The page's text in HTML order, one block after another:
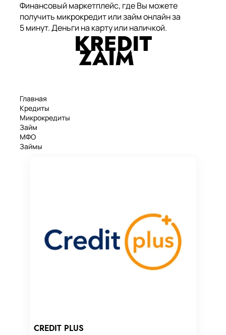
Финансовый маркетплейс, где Вы можете
получить микрокредит или займ онлайн за
5 минут. Деньги на карту или наличкой.
Главная
Кредиты
Микрокредиты
Займ
МФО
Займы
CREDIT PLUS